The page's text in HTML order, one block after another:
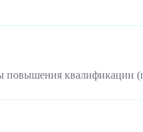
квалификации